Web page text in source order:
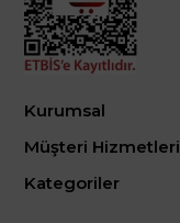
Kurumsal
Müşteri Hizmetleri
Kategoriler